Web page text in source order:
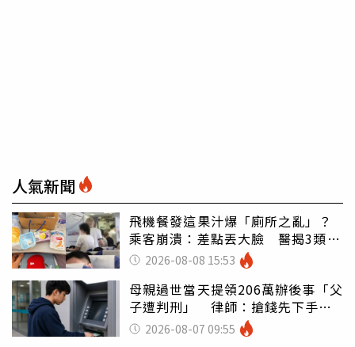
人氣新聞
飛機餐發這果汁爆「廁所之亂」？
乘客崩潰：差點丟大臉 醫揭3類人
別亂喝
2026-08-08 15:53
母親過世當天提領206萬辦後事「父
子遭判刑」 律師：搶錢先下手是
罪 2026-08-07 09:55